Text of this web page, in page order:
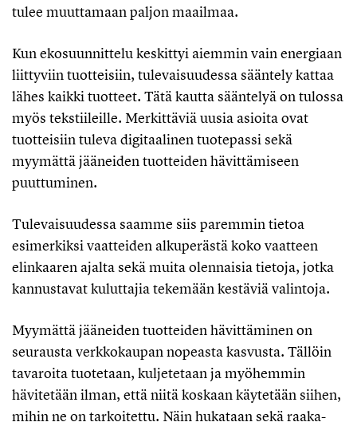
tulee muuttamaan paljon maailmaa.
Kun ekosuunnittelu keskittyi aiemmin vain energiaan
liittyviin tuotteisiin, tulevaisuudessa sääntely kattaa
lähes kaikki tuotteet. Tätä kautta sääntelyä on tulossa
myös tekstiileille. Merkittäviä uusia asioita ovat
tuotteisiin tuleva digitaalinen tuotepassi sekä
myymättä jääneiden tuotteiden hävittämiseen
puuttuminen.
Tulevaisuudessa saamme siis paremmin tietoa
esimerkiksi vaatteiden alkuperästä koko vaatteen
elinkaaren ajalta sekä muita olennaisia tietoja, jotka
kannustavat kuluttajia tekemään kestäviä valintoja.
Myymättä jääneiden tuotteiden hävittäminen on
seurausta verkkokaupan nopeasta kasvusta. Tällöin
tavaroita tuotetaan, kuljetetaan ja myöhemmin
hävitetään ilman, että niitä koskaan käytetään siihen,
mihin ne on tarkoitettu. Näin hukataan sekä raaka-